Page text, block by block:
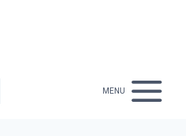
MENU